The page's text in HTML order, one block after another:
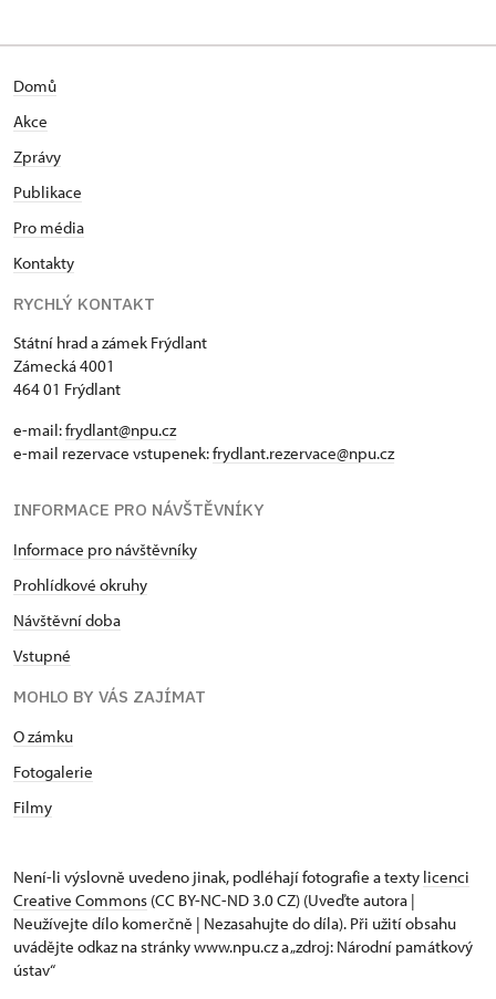
Domů
Akce
Zprávy
Publikace
Pro média
Kontakty
RYCHLÝ KONTAKT
Státní hrad a zámek Frýdlant
Zámecká 4001
464 01 Frýdlant
e-mail:frydlant@npu.cz
e-mail rezervace vstupenek:frydlant.rezervace@npu.cz
INFORMACE PRO NÁVŠTĚVNÍKY
Informace pro návštěvníky
Prohlídkové okruhy
Návštěvní doba
Vstupné
MOHLO BY VÁS ZAJÍMAT
O zámku
Fotogalerie
Filmy
Není-li výslovně uvedeno jinak, podléhají fotografie a texty licenci
Creative Commons (CC BY-NC-ND 3.0 CZ) (Uveďte autora |
Neužívejte dílo komerčně | Nezasahujte do díla). Při užití obsahu
uvádějte odkaz na stránky www.npu.cz a „zdroj: Národní památkový
ústav“